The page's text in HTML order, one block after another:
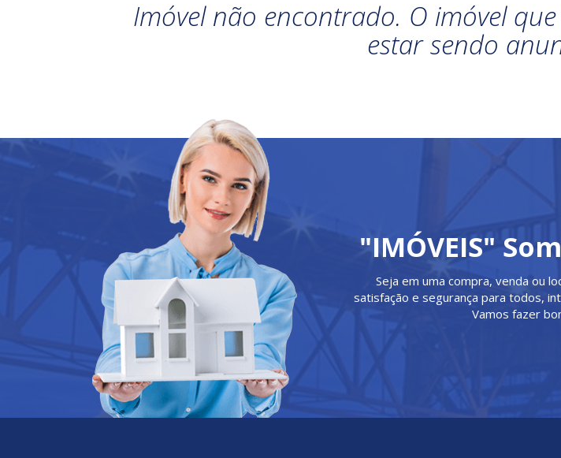
Imóvel não encontrado. O imóvel
estar sendo
"IMÓVEIS"
Seja em uma compra, venda ou
satisfação e segurança para todos,
Vamos fazer